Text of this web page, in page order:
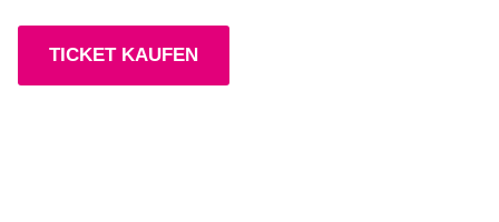
TICKET KAUFEN